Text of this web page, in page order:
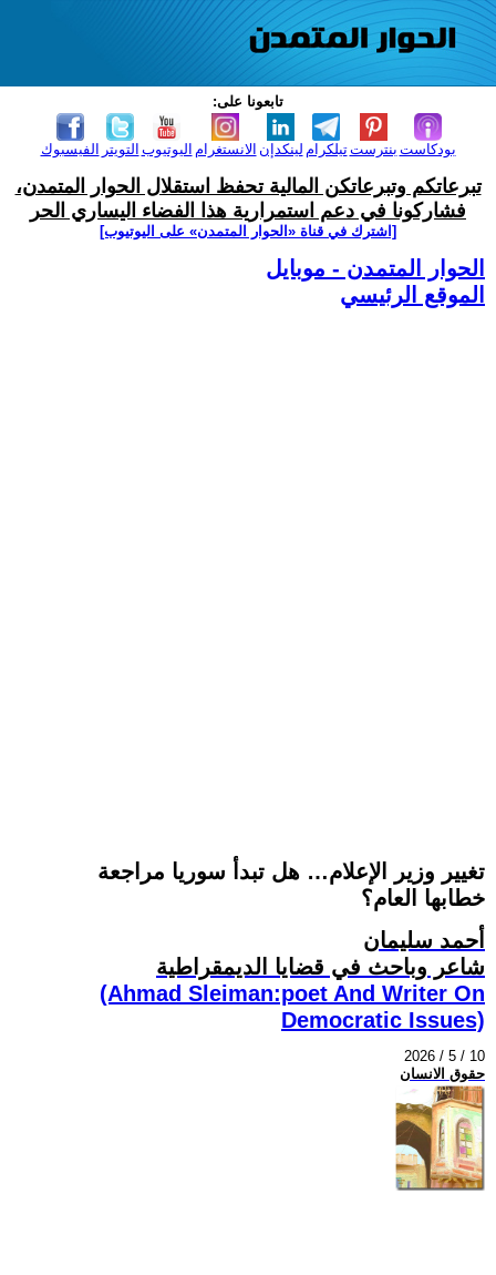
تابعونا على:
الفيسبوك التويتر اليوتيوب الانستغرام لينكدإن تيلكرامبنترست بودكاست
تبرعاتكم وتبرعاتكن المالية تحفظ استقلال الحوار المتمدن،
فشاركونا في دعم استمرارية هذا الفضاء اليساري الحر
[اشترك في قناة ‫«الحوار المتمدن» على اليوتيوب]
الحوار المتمدن - موبايل
الموقع الرئيسي
تغيير وزير الإعلام… هل تبدأ سوريا مراجعة
خطابها العام؟
أحمد سليمان
شاعر وباحث في قضايا الديمقراطية
(Ahmad Sleiman:poet And Writer On
Democratic Issues)
2026 / 5 / 10
حقوق الانسان